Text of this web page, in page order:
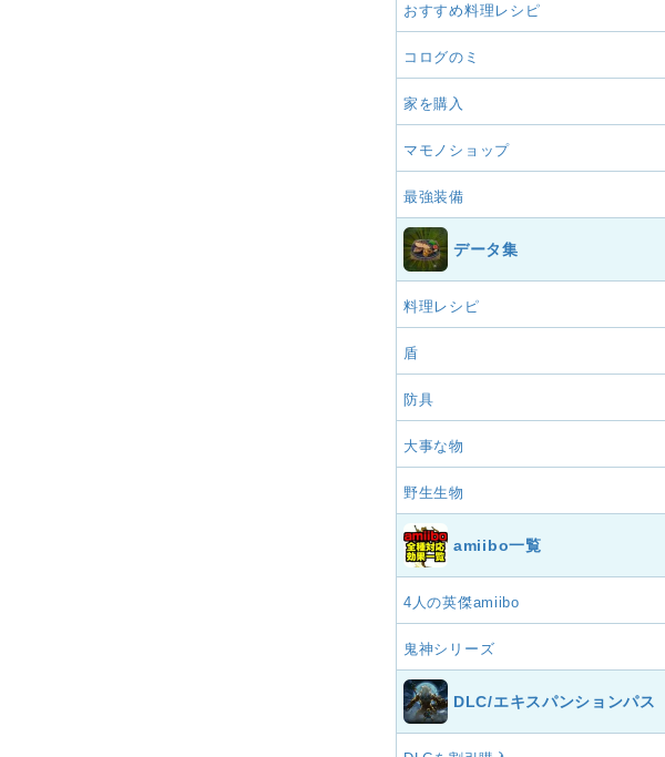
おすすめ料理レシピ
コログのミ
家を購入
マモノショップ
最強装備
データ集
料理レシピ
盾
防具
大事な物
野生生物
amiibo一覧
4人の英傑amiibo
鬼神シリーズ
DLC/エキスパンションパス